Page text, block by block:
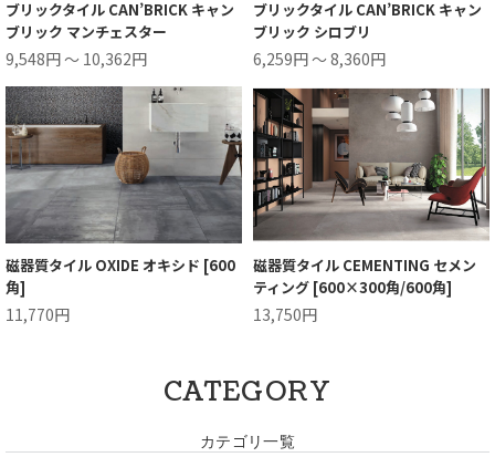
ブリックタイル CAN’BRICK キャン
ブリック マンチェスター
9,548円 ～ 10,362円
ブリックタイル CAN’BRICK キャン
ブリック シロブリ
6,259円 ～ 8,360円
磁器質タイル OXIDE オキシド [600
角]
11,770円
磁器質タイル CEMENTING セメン
ティング [600×300角/600角]
13,750円
CATEGORY
カテゴリ一覧